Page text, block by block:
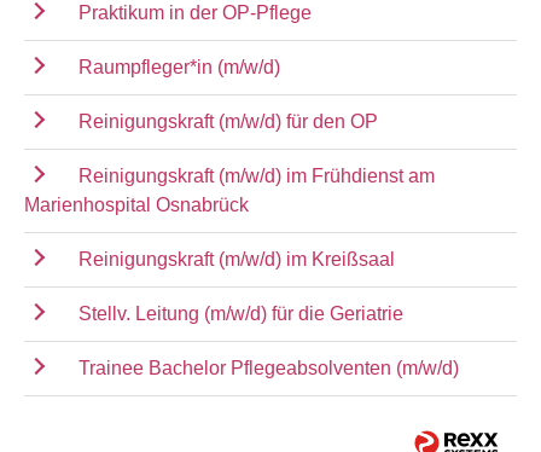
Praktikum in der OP-Pflege
Raumpfleger*in (m/w/d)
Reinigungskraft (m/w/d) für den OP
Reinigungskraft (m/w/d) im Frühdienst am
Marienhospital Osnabrück
Reinigungskraft (m/w/d) im Kreißsaal
Stellv. Leitung (m/w/d) für die Geriatrie
Trainee Bachelor Pflegeabsolventen (m/w/d)